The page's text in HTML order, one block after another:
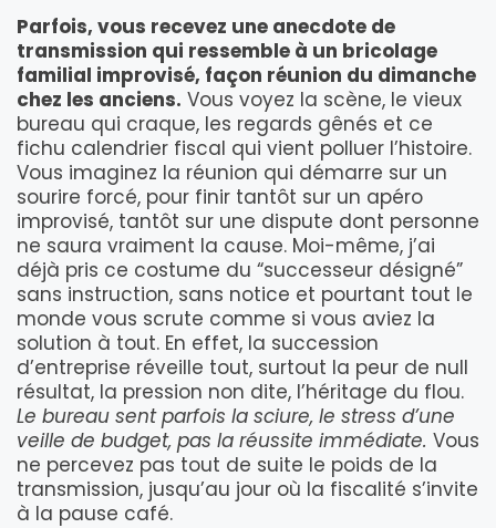
Parfois, vous recevez une anecdote de
transmission qui ressemble à un bricolage
familial improvisé, façon réunion du dimanche
chez les anciens. Vous voyez la scène, le vieux
bureau qui craque, les regards gênés et ce
fichu calendrier fiscal qui vient polluer l’histoire.
Vous imaginez la réunion qui démarre sur un
sourire forcé, pour finir tantôt sur un apéro
improvisé, tantôt sur une dispute dont personne
ne saura vraiment la cause. Moi-même, j’ai
déjà pris ce costume du “successeur désigné”
sans instruction, sans notice et pourtant tout le
monde vous scrute comme si vous aviez la
solution à tout. En effet, la succession
d’entreprise réveille tout, surtout la peur de null
résultat, la pression non dite, l’héritage du flou.
Le bureau sent parfois la sciure, le stress d’une
veille de budget, pas la réussite immédiate. Vous
ne percevez pas tout de suite le poids de la
transmission, jusqu’au jour où la fiscalité s’invite
à la pause café.